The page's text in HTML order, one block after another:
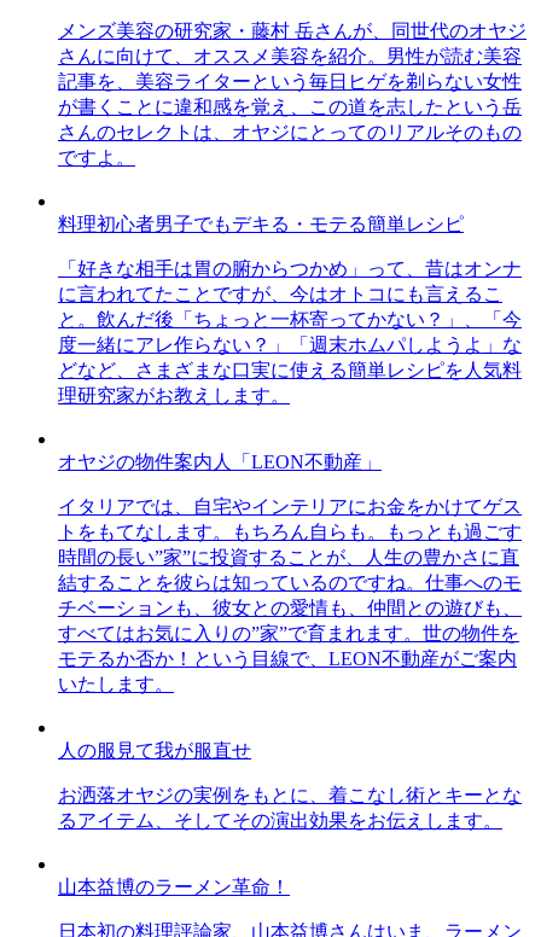
メンズ美容の研究家・藤村 岳さんが、同世代のオヤジ
さんに向けて、オススメ美容を紹介。男性が読む美容
記事を、美容ライターという毎日ヒゲを剃らない女性
が書くことに違和感を覚え、この道を志したという岳
さんのセレクトは、オヤジにとってのリアルそのもの
ですよ。
料理初心者男子でもデキる・モテる簡単レシピ
「好きな相手は胃の腑からつかめ」って、昔はオンナ
に言われてたことですが、今はオトコにも言えるこ
と。飲んだ後「ちょっと一杯寄ってかない？」、「今
度一緒にアレ作らない？」「週末ホムパしようよ」な
どなど、さまざまな口実に使える簡単レシピを人気料
理研究家がお教えします。
オヤジの物件案内人「LEON不動産」
イタリアでは、自宅やインテリアにお金をかけてゲス
トをもてなします。もちろん自らも。もっとも過ごす
時間の長い”家”に投資することが、人生の豊かさに直
結することを彼らは知っているのですね。仕事へのモ
チベーションも、彼女との愛情も、仲間との遊びも、
すべてはお気に入りの”家”で育まれます。世の物件を
モテるか否か！という目線で、LEON不動産がご案内
いたします。
人の服見て我が服直せ
お洒落オヤジの実例をもとに、着こなし術とキーとな
るアイテム、そしてその演出効果をお伝えします。
山本益博のラーメン革命！
日本初の料理評論家、山本益博さんはいま、ラーメン